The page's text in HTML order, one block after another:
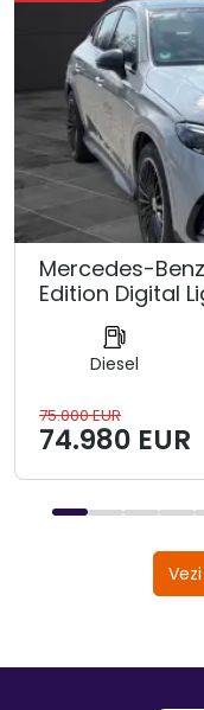
Mercedes-
Edition Digital
Diesel
75.000 EUR
74.980 EUR